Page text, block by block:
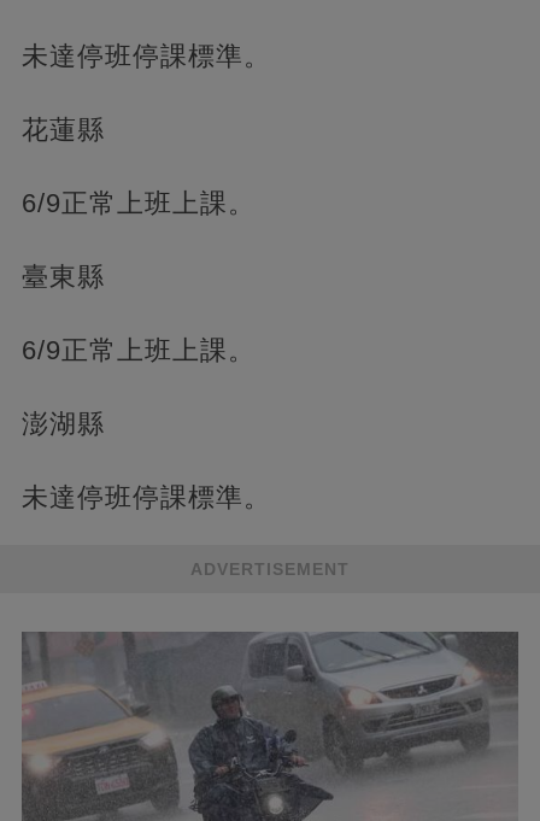
未達停班停課標準。
花蓮縣
6/9正常上班上課。
臺東縣
6/9正常上班上課。
澎湖縣
未達停班停課標準。
ADVERTISEMENT